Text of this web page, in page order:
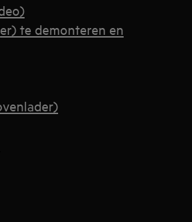
te demonteren en